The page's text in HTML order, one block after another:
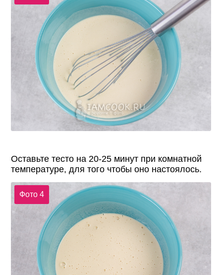
Оставьте тесто на 20-25 минут при комнатной
температуре, для того чтобы оно настоялось.
Фото 4